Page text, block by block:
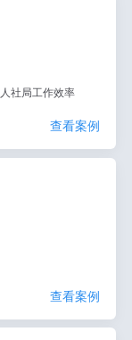
社局工作效率
查看案例
查看案例